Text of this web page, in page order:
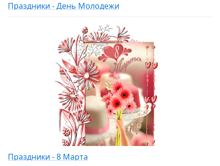
Праздники - День Молодежи
Праздники - 8 Марта